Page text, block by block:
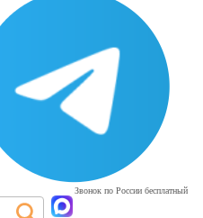
Звонок по России бесплатный